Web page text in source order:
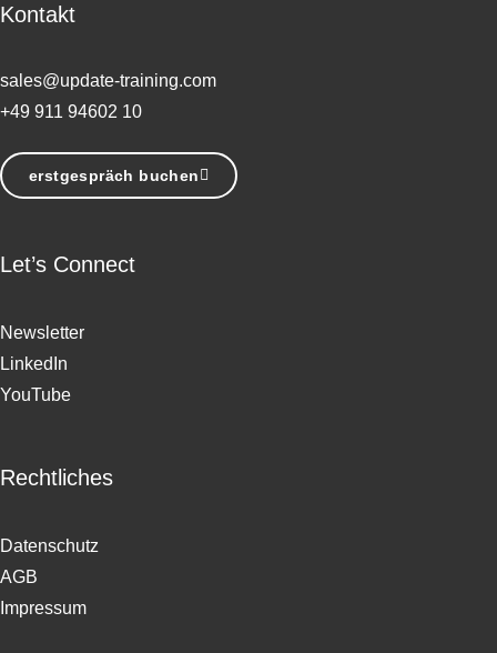
Kontakt
sales@update-training.com
+49 911 94602 10
erstgespräch buchen
Let’s Connect
Newsletter
LinkedIn
YouTube
Rechtliches
Datenschutz
AGB
Impressum